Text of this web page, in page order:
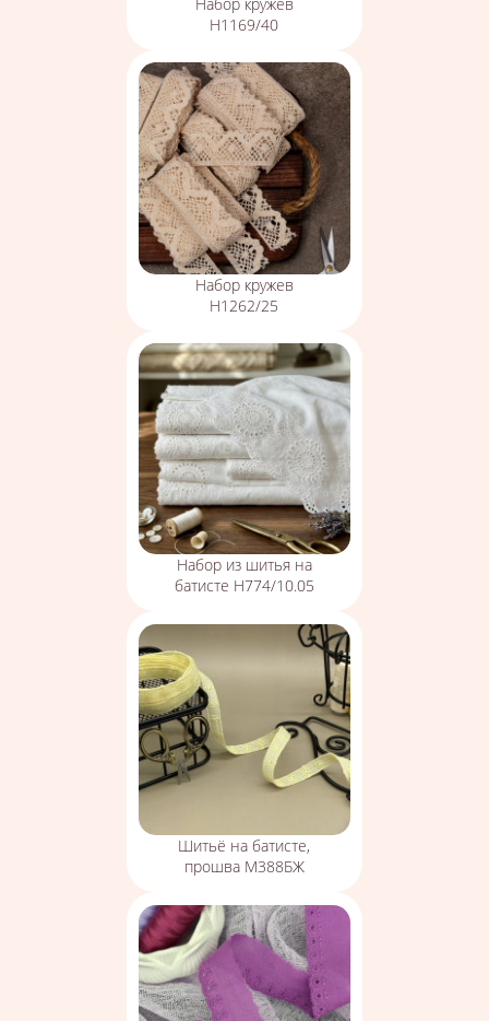
Н1169/40
Набор кружев
Н1262/25
Набор из шитья на
батисте Н774/10.05
Шитьё на батисте,
прошва М388БЖ